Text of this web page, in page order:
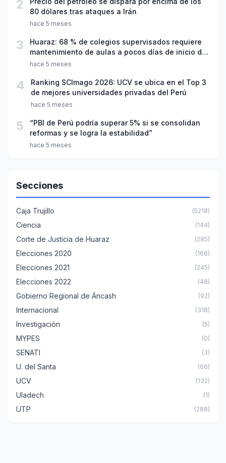
2
80 dólares tras ataques a Irán
hace 5 meses
3
Huaraz: 68 % de colegios supervisados requiere
mantenimiento de aulas a pocos días de inicio del
año escolar 2026
hace 5 meses
4
Ranking SCImago 2026: UCV se ubica en el Top 3
de mejores universidades privadas del Perú
hace 5 meses
5
“PBI de Perú podría superar 5% si se consolidan
reformas y se logra la estabilidad”
hace 5 meses
Secciones
Caja Trujillo (5218)
Ciencia (144)
Corte de Justicia de Huaraz (285)
Elecciones 2020 (168)
Elecciones 2021 (245)
Elecciones 2022 (48)
Gobierno Regional de Áncash (92)
Internacional (318)
Investigación (5)
MYPES (0)
SENATI (3)
U. del Santa (66)
UCV (132)
Uladech (1)
UTP (288)